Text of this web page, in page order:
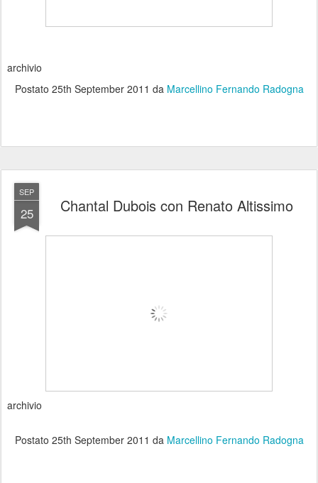
archivio
Postato 25th September 2011 da Marcellino Fernando Radogna
SEP
25 Chantal Dubois con Renato Altissimo
archivio
Postato 25th September 2011 da Marcellino Fernando Radogna